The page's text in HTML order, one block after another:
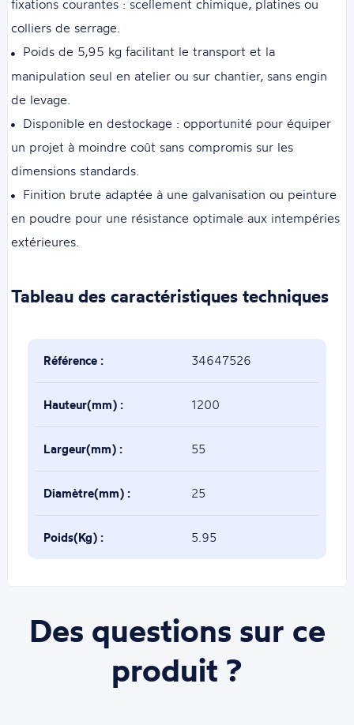
fixations courantes : scellement chimique, platines ou
colliers de serrage.
Poids de 5,95 kg facilitant le transport et la
manipulation seul en atelier ou sur chantier, sans engin
de levage.
Disponible en destockage : opportunité pour équiper
un projet à moindre coût sans compromis sur les
dimensions standards.
Finition brute adaptée à une galvanisation ou peinture
en poudre pour une résistance optimale aux intempéries
extérieures.
Tableau des caractéristiques techniques
Référence : 34647526
Hauteur(mm) : 1200
Largeur(mm) : 55
Diamètre(mm) : 25
Poids(Kg) : 5.95
Des questions sur ce
produit ?